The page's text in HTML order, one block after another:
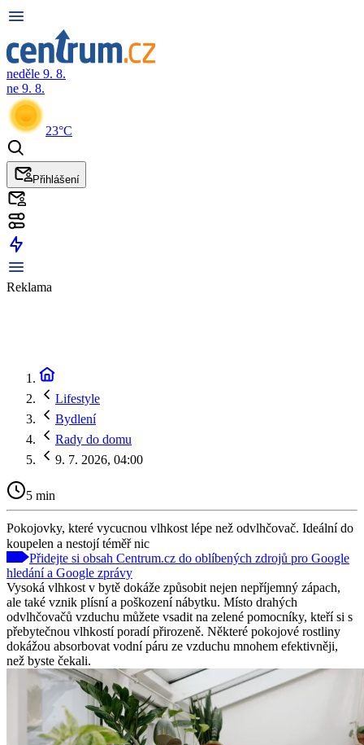
neděle 9. 8.
ne 9. 8.
23°C
Přihlášení
Reklama
Lifestyle
Bydlení
Rady do domu
9. 7. 2026, 04:00
5 min
Pokojovky, které vycucnou vlhkost lépe než odvlhčovač. Ideální do
koupelen a nestojí téměř nic
Přidejte si obsah Centrum.cz do oblíbených zdrojů pro Google
hledání a Google zprávy
Vysoká vlhkost v bytě dokáže způsobit nejen nepříjemný zápach,
ale také vznik plísní a poškození nábytku. Místo drahých
odvlhčovačů vzduchu můžete vsadit na zelené pomocníky, kteří si s
přebytečnou vlhkostí poradí přirozeně. Některé pokojové rostliny
dokážou absorbovat vodní páru ze vzduchu mnohem efektivněji,
než byste čekali.